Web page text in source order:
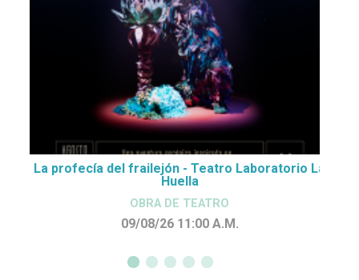
La profecía del frailejón - Teatro Laboratorio La
Huella
OBRA DE TEATRO
09/08/26 11:00 A.M.